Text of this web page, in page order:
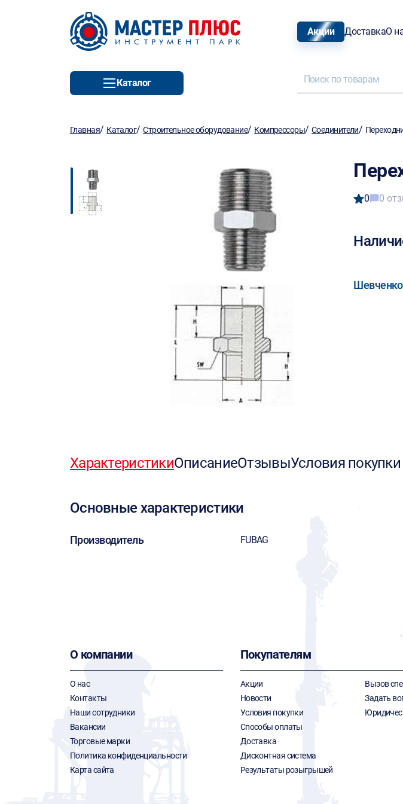
Акции ДоставкаО
Каталог
Главная/ Каталог/Строительное оборудование/ Компрессоры/Соединители/
0 0
Шевченко
ХарактеристикиОписаниеОтзывыУсловия покупки
Основные характеристики
Производитель FUBAG
О компании
О нас
Контакты
Наши сотрудники
Вакансии
Торговые марки
Политика конфиденциальности
Карта сайта
Покупателям
Акции
Новости
Условия покупки
Способы оплаты
Доставка
Дисконтная система
Результаты розыгрышей
Вызов
Задать